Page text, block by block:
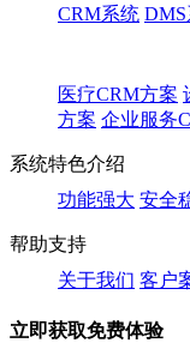
CRM系统
医疗CRM方案
方案 企业服务
系统特色介绍
功能强大 安全
帮助支持
关于我们 客户
立即获取免费体验